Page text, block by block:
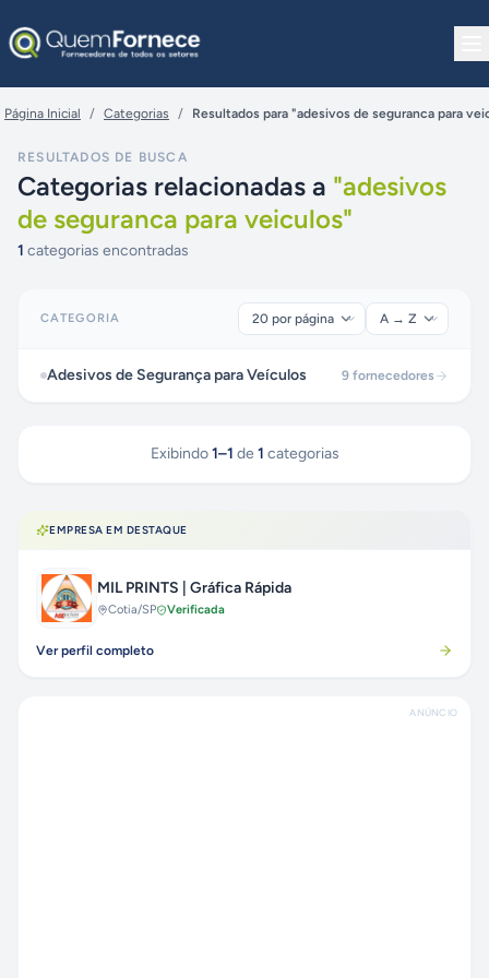
Página Inicial / Categorias / Resultados para "adesivos de seguranca para
RESULTADOS DE BUSCA
Categorias relacionadas a "adesivos
de seguranca para veiculos"
1 categorias encontradas
CATEGORIA
Adesivos de Segurança para Veículos 9 fornecedores
Exibindo 1–1 de 1 categorias
EMPRESA EM DESTAQUE
MIL PRINTS | Gráfica Rápida
Cotia/SP Verificada
Ver perfil completo
ANÚNCIO